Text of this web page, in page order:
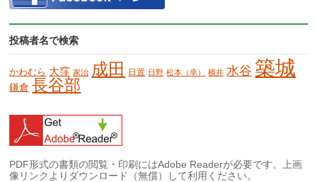
投稿者名で検索
かわむら 大窪 家治 成田 日置 日野 松本（幸） 横井 水谷 築城
鎌倉 長谷部
PDF形式の書類の閲覧・印刷にはAdobe Readerが必要です。上画
像リンクよりダウンロード（無償）して利用ください。